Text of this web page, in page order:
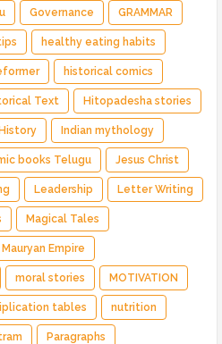
Governance GRAMMAR
healthy eating habits
historical comics
Text Hitopadesha stories
Indian mythology
books Telugu Jesus Christ
Leadership Letter Writing
Magical Tales
Mauryan Empire
moral stories MOTIVATION
tables nutrition
Paragraphs